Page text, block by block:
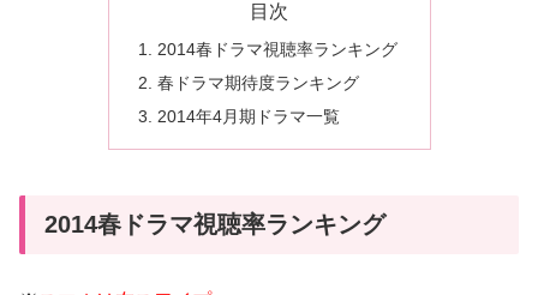
目次
2014春ドラマ視聴率ランキング
春ドラマ期待度ランキング
2014年4月期ドラマ一覧
2014春ドラマ視聴率ランキング